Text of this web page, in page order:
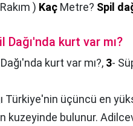
) Kaç Metre? Spil
Dağı'nda kurt var mı?
kurt var mı?, 3-
Türkiye'nin üçüncü en
kuzeyinde bulunur.